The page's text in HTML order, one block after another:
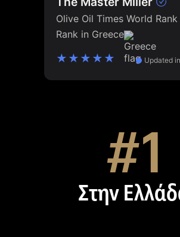
#1
Στην